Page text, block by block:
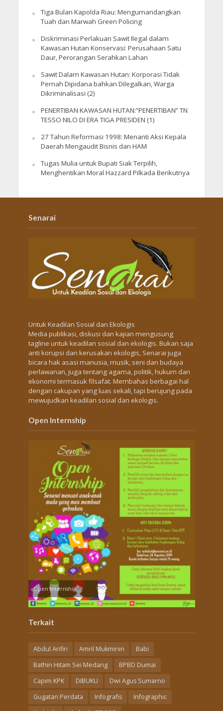
Tiga Bulan Kapolda Riau: Mengumandangkan
Tuah dan Marwah Green Policing
Diskriminasi Perlakuan Sawit Ilegal dalam
Kawasan Hutan Konservasi: Perusahaan Satu
Daur, Perorangan Serahkan Lahan
Sawit Dalam Kawasan Hutan: Korporasi Tidak
Pernah Dipidana bahkan Dilegalkan, Warga
Dikriminalisasi (2)
PENERTIBAN KAWASAN HUTAN:”PENERTIBAN” TN
TESSO NILO DI ERA TIGA PRESIDEN (1)
27 Tahun Reformasi 1998: Menanti Aksi Kepala
Daerah Mengaudit Bisnis dan HAM
Tugas Mulia untuk Bupati Siak Terpilih,
Menghentikan Moral Hazzard Pilkada Berikutnya
Senarai
Untuk Keadilan Sosial dan Ekologis
Media publikasi, diskusi dan kajian mengusung
tagline untuk keadilan sosial dan ekologis. Bukan saja
anti korupsi dan kerusakan ekologis, Senarai juga
bicara hak asasi manusia, musik, seni dan budaya
perlawanan, juga tentang agama, politik, hukum dan
ekonomi termasuk filsafat. Membahas berbagai hal
dengan cakupan yang luas sekali, tapi berujung pada
mewujudkan keadilan sosial dan ekologis.
Open Internship
Open Internship
Terkait
Abdul Arifin Amril Mukminin
Babi
Bathin Hitam Sei Medang
BPBD Dumai
Capim KPK
DIBUKU
Dwi Agus Sumarno
Gugatan Perdata
Infografis
Infographic